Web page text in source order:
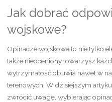
Jak dobrać
wojskowe?
Opinacze wojskowe to nie tylko
także nieoceniony towarzysz
wytrzymałość obuwia nawet w
terenowych. W dzisiejszym
zwrócić uwagę, wybierając